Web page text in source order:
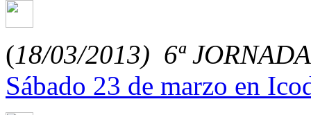
(18/03/2013) 6ª
Sábado 23 de marzo en